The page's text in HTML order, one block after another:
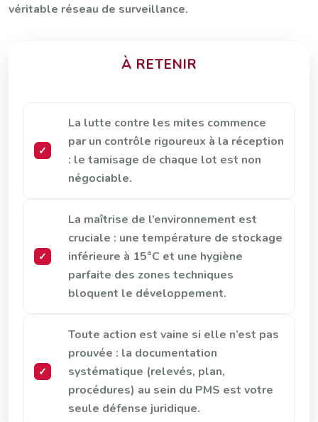
véritable réseau de surveillance.
À RETENIR
La lutte contre les mites commence
par un contrôle rigoureux à la réception
: le tamisage de chaque lot est non
négociable.
La maîtrise de l’environnement est
cruciale : une température de stockage
inférieure à 15°C et une hygiène
parfaite des zones techniques
bloquent le développement.
Toute action est vaine si elle n’est pas
prouvée : la documentation
systématique (relevés, plan,
procédures) au sein du PMS est votre
seule défense juridique.